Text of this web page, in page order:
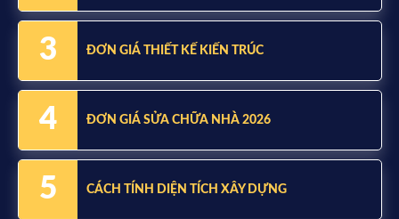
3 ĐƠN GIÁ THIẾT KẾ KIẾN TRÚC
4 ĐƠN GIÁ SỬA CHỮA NHÀ 2026
5 CÁCH TÍNH DIỆN TÍCH XÂY DỰNG